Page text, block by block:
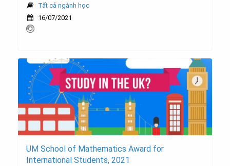
Tất cả ngành học
16/07/2021
UM School of Mathematics Award for
International Students, 2021